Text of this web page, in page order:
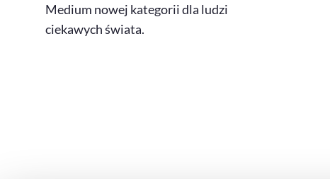
Medium nowej kategorii dla ludzi
ciekawych świata.